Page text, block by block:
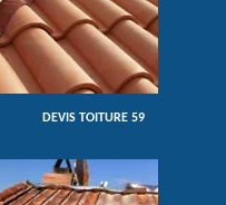
DEVIS TOITURE 59